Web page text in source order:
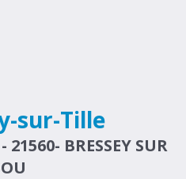
sur-Tille
BRESSEY SUR